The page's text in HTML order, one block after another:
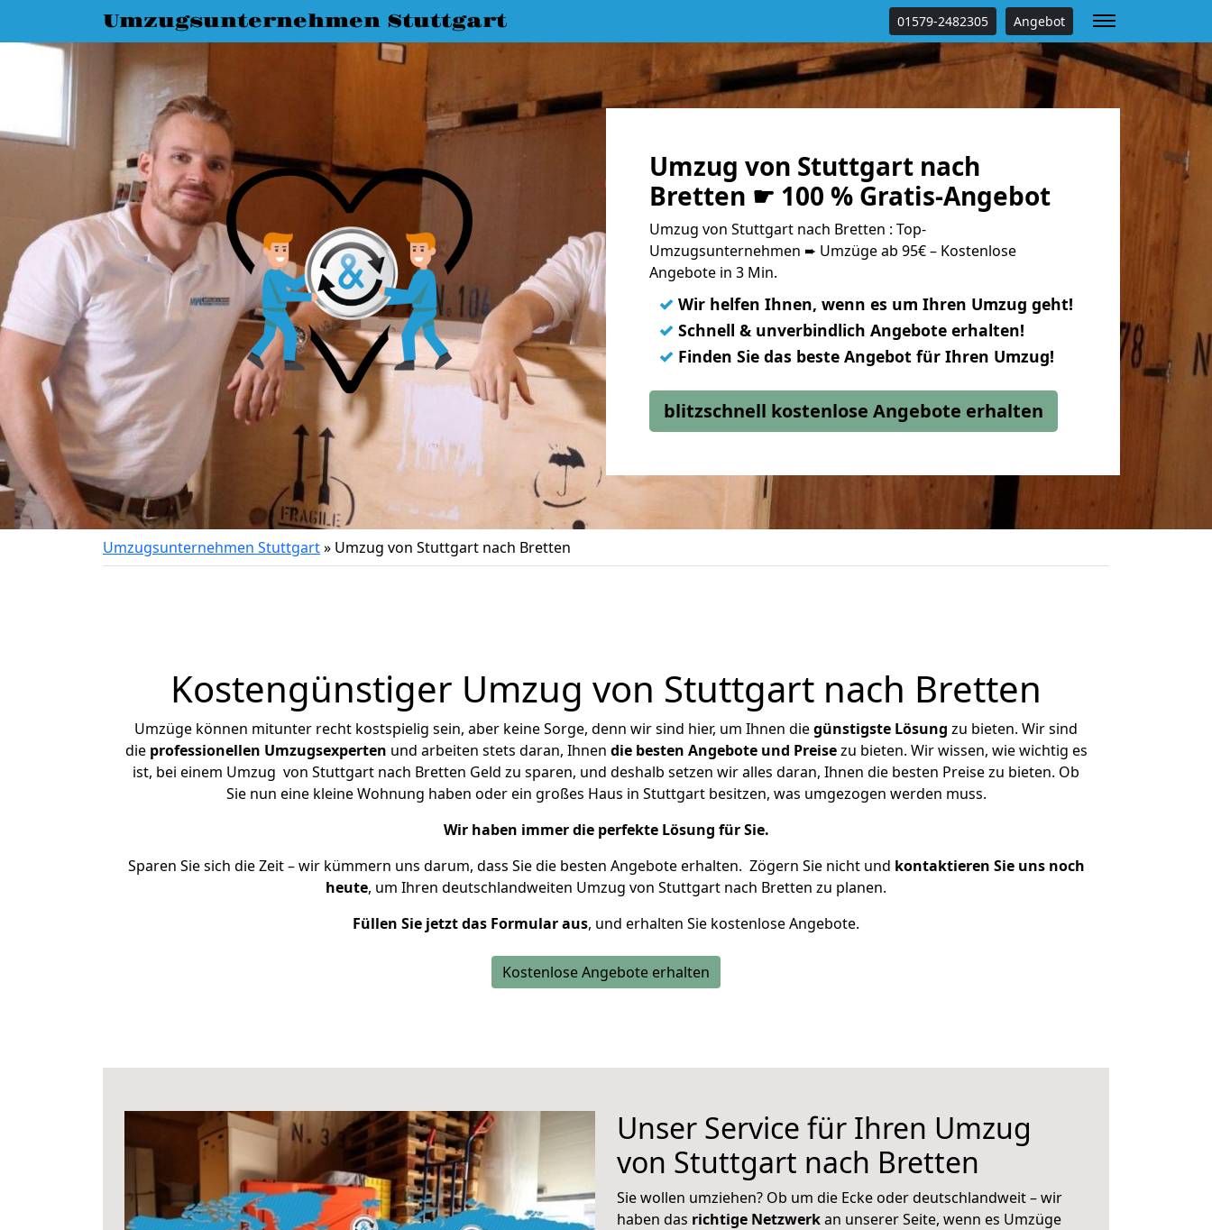
Umzugsunternehmen Stuttgart 01579-2482305 Angebot
Umzug von Stuttgart nach
Bretten ☛ 100 % Gratis-Angebot
Umzug von Stuttgart nach Bretten : Top-
Umzugsunternehmen ➨ Umzüge ab 95€ – Kostenlose
Angebote in 3 Min.
✓ Wir helfen Ihnen, wenn es um Ihren Umzug geht!
✓ Schnell & unverbindlich Angebote erhalten!
✓ Finden Sie das beste Angebot für Ihren Umzug!
blitzschnell kostenlose Angebote erhalten
Umzugsunternehmen Stuttgart» Umzug von Stuttgart nach Bretten
Kostengünstiger Umzug von Stuttgart nach Bretten
Umzüge können mitunter recht kostspielig sein, aber keine Sorge, denn wir sind hier, um Ihnen diegünstigste Lösung zu bieten. Wir sind
die professionellen Umzugsexperten und arbeiten stets daran, Ihnen die besten Angebote und Preisezu bieten. Wir wissen, wie wichtig es
ist, bei einem Umzug von Stuttgart nach Bretten Geld zu sparen, und deshalb setzen wir alles daran, Ihnen die besten Preise zu bieten. Ob
Sie nun eine kleine Wohnung haben oder ein großes Haus in Stuttgart besitzen, was umgezogen werden muss.
Wir haben immer die perfekte Lösung für Sie.
Sparen Sie sich die Zeit – wir kümmern uns darum, dass Sie die besten Angebote erhalten. Zögern Sie nicht und kontaktieren Sie uns noch
heute, um Ihren deutschlandweiten Umzug von Stuttgart nach Bretten zu planen.
Füllen Sie jetzt das Formular aus, und erhalten Sie kostenlose Angebote.
Kostenlose Angebote erhalten
Unser Service für Ihren Umzug
von Stuttgart nach Bretten
Sie wollen umziehen? Ob um die Ecke oder deutschlandweit – wir
haben das richtige Netzwerkan unserer Seite, wenn es Umzüge